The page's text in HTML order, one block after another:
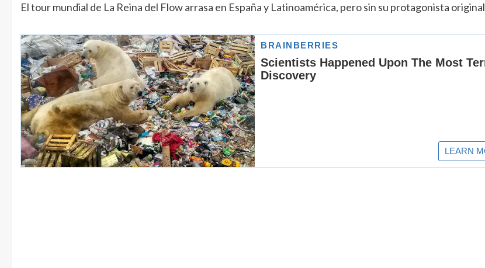
El tour mundial de La Reina del Flow arrasa en España y Latinoamérica, pero sin su protagonista original